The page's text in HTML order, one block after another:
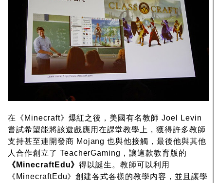
在《Minecraft》爆紅之後，美國有名教師 Joel Levin
嘗試希望能將該遊戲應用在課堂教學上，獲得許多教師
支持甚至連開發商 Mojang 也與他接觸，最後他與其他
人合作創立了 TeacherGaming，讓這款教育版的
《MinecraftEdu》得以誕生。教師可以利用
《MinecraftEdu》創建各式各樣的教學內容，並且讓學